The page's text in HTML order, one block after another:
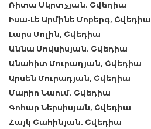
Ռիտա Մկրտչյան, Շվեդիա
Իսա-Լե Արմինե Մոբերգ, Շվեդիա
Լարս Մոլին, Շվեդիա
Աննա Մովսիսյան, Շվեդիա
Անահիտ Մուրադյան, Շվեդիա
Արսեն Մուրադյան, Շվեդիա
Մարիո Նաում, Շվեդիա
Գոհար Ներսիսյան, Շվեդիա
Հայկ Շահինյան, Շվեդիա